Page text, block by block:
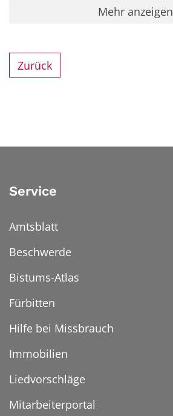
Mehr anzeigen
Zurück
Service
Amtsblatt
Beschwerde
Bistums-Atlas
Fürbitten
Hilfe bei Missbrauch
Immobilien
Liedvorschläge
Mitarbeiterportal